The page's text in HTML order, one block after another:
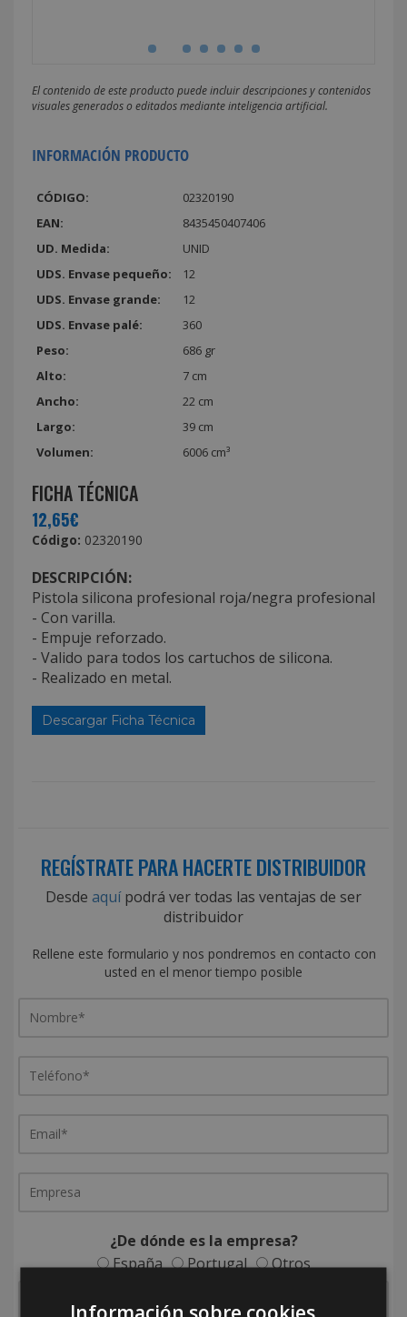
El contenido de este producto puede incluir descripciones y contenidos
visuales generados o editados mediante inteligencia artificial.
INFORMACIÓN PRODUCTO
CÓDIGO:
02320190
EAN:
8435450407406
UD. Medida:
UNID
UDS. Envase pequeño:
12
UDS. Envase grande:
12
UDS. Envase palé:
360
Peso:
686 gr
Alto:
7 cm
Ancho:
22 cm
Largo:
39 cm
Volumen:
6006 cm³
FICHA TÉCNICA
12,65€
Código: 02320190
DESCRIPCIÓN:
Pistola silicona profesional roja/negra profesional
- Con varilla.
- Empuje reforzado.
- Valido para todos los cartuchos de silicona.
- Realizado en metal.
Descargar Ficha Técnica
REGÍSTRATE PARA HACERTE DISTRIBUIDOR
Desde aquípodrá ver todas las ventajas de ser
distribuidor
Rellene este formulario y nos pondremos en contacto con
usted en el menor tiempo posible
¿De dónde es la empresa?
España
Portugal Otros